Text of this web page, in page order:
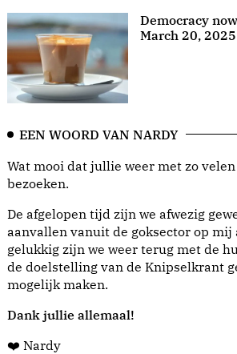
Democracy
March 20, 2025
EEN WOORD VAN NARDY
Wat mooi dat jullie weer met zo
bezoeken.
De afgelopen tijd zijn we afwezig
aanvallen vanuit de goksector op mij
gelukkig zijn we weer terug met de
de doelstelling van de Knipselkrant
mogelijk maken.
Dank jullie allemaal!
❤️ Nardy